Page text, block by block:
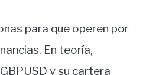
para que operen por
En teoría,
y su cartera